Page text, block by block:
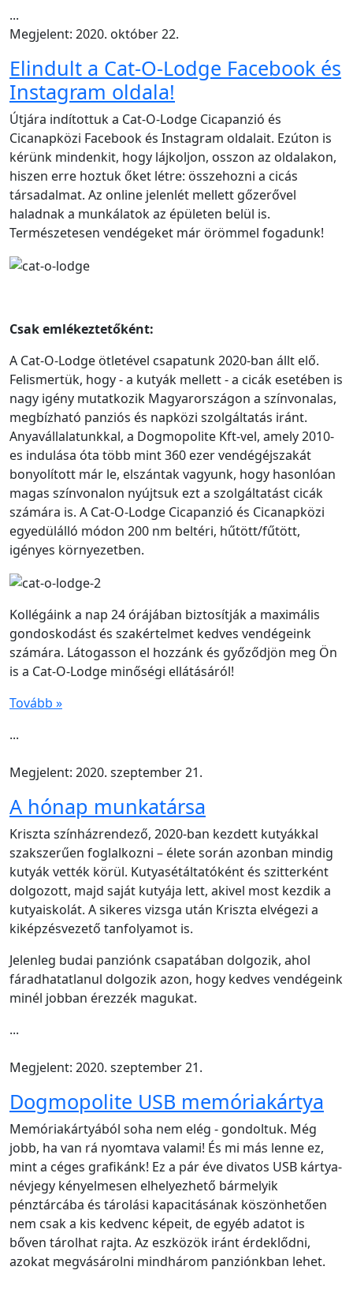
...
Megjelent: 2020. október 22.
Elindult a Cat-O-Lodge Facebook és
Instagram oldala!
Útjára indítottuk a Cat-O-Lodge Cicapanzió és
Cicanapközi Facebook és Instagram oldalait. Ezúton is
kérünk mindenkit, hogy lájkoljon, osszon az oldalakon,
hiszen erre hoztuk őket létre: összehozni a cicás
társadalmat. Az online jelenlét mellett gőzerővel
haladnak a munkálatok az épületen belül is.
Természetesen vendégeket már örömmel fogadunk!
Csak emlékeztetőként:
A Cat-O-Lodge ötletével csapatunk 2020-ban állt elő.
Felismertük, hogy - a kutyák mellett - a cicák esetében is
nagy igény mutatkozik Magyarországon a színvonalas,
megbízható panziós és napközi szolgáltatás iránt.
Anyavállalatunkkal, a Dogmopolite Kft-vel, amely 2010-
es indulása óta több mint 360 ezer vendégéjszakát
bonyolított már le, elszántak vagyunk, hogy hasonlóan
magas színvonalon nyújtsuk ezt a szolgáltatást cicák
számára is. A Cat-O-Lodge Cicapanzió és Cicanapközi
egyedülálló módon 200 nm beltéri, hűtött/fűtött,
igényes környezetben.
Kollégáink a nap 24 órájában biztosítják a maximális
gondoskodást és szakértelmet kedves vendégeink
számára. Látogasson el hozzánk és győződjön meg Ön
is a Cat-O-Lodge minőségi ellátásáról!
Tovább »
...
Megjelent: 2020. szeptember 21.
A hónap munkatársa
Kriszta színházrendező, 2020-ban kezdett kutyákkal
szakszerűen foglalkozni – élete során azonban mindig
kutyák vették körül. Kutyasétáltatóként és szitterként
dolgozott, majd saját kutyája lett, akivel most kezdik a
kutyaiskolát. A sikeres vizsga után Kriszta elvégezi a
kiképzésvezető tanfolyamot is.
Jelenleg budai panziónk csapatában dolgozik, ahol
fáradhatatlanul dolgozik azon, hogy kedves vendégeink
minél jobban érezzék magukat.
...
Megjelent: 2020. szeptember 21.
Dogmopolite USB memóriakártya
Memóriakártyából soha nem elég - gondoltuk. Még
jobb, ha van rá nyomtava valami! És mi más lenne ez,
mint a céges grafikánk! Ez a pár éve divatos USB kártya-
névjegy kényelmesen elhelyezhető bármelyik
pénztárcába és tárolási kapacitásának köszönhetően
nem csak a kis kedvenc képeit, de egyéb adatot is
bőven tárolhat rajta. Az eszközök iránt érdeklődni,
azokat megvásárolni mindhárom panziónkban lehet.